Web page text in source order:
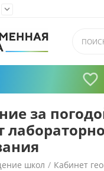


за
школ / Кабинет